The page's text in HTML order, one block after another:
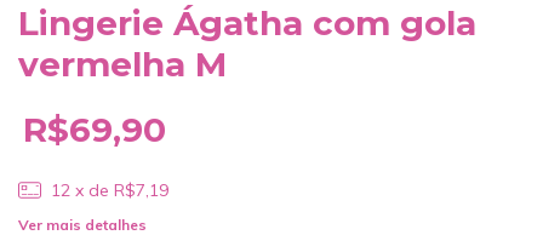
Lingerie Ágatha com gola
vermelha M
R$69,90
12 x de R$7,19
Ver mais detalhes